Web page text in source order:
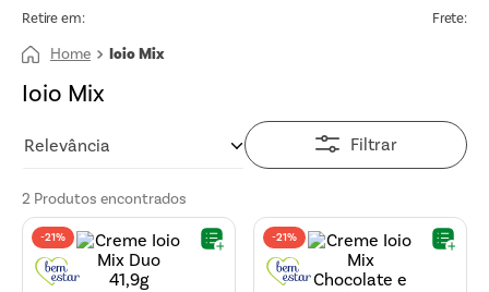
Retire em: Frete:
Ioio Mix
Ioio Mix
Relevância Filtrar
2 Produtos
-21% -21%